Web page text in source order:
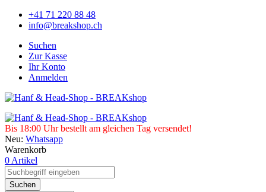
+41 71 220 88 48
info@breakshop.ch
Suchen
Zur Kasse
Ihr Konto
Anmelden
Bis 18:00 Uhr bestellt am gleichen Tag versendet!
Neu: Whatsapp
Warenkorb
0 Artikel
Suchen